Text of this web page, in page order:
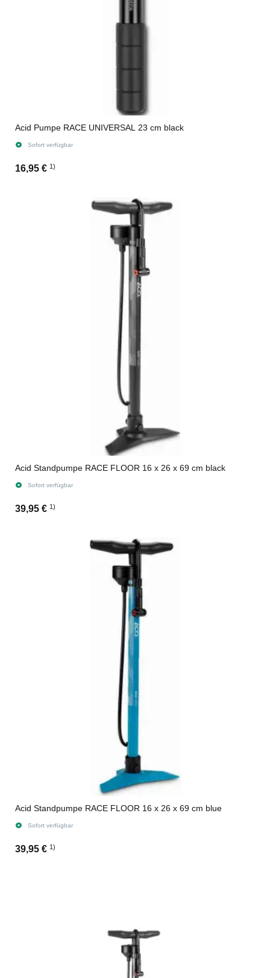
Acid Pumpe RACE UNIVERSAL 23 cm black
Sofort verfügbar
16,95 € 1)
Acid Standpumpe RACE FLOOR 16 x 26 x 69 cm black
Sofort verfügbar
39,95 € 1)
Acid Standpumpe RACE FLOOR 16 x 26 x 69 cm blue
Sofort verfügbar
39,95 € 1)